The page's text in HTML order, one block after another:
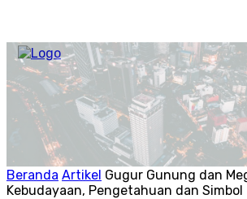
Beranda Artikel Gugur Gunung dan
Kebudayaan, Pengetahuan dan Simbol